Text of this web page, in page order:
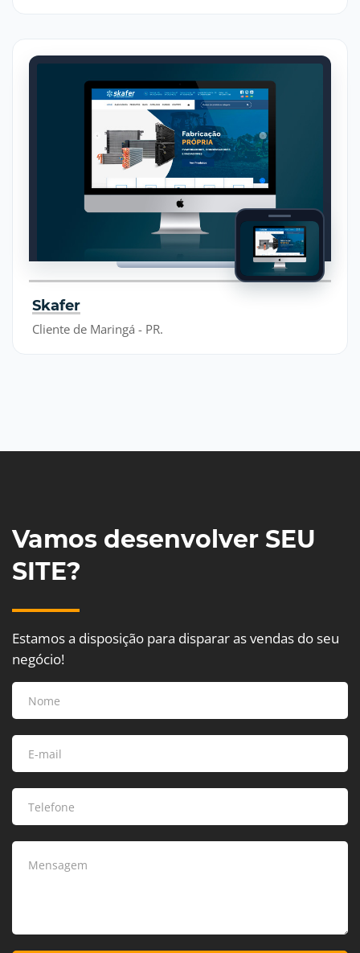
Skafer
Cliente de Maringá - PR.
Vamos desenvolver SEU
SITE?
Estamos a disposição para disparar as vendas do seu
negócio!